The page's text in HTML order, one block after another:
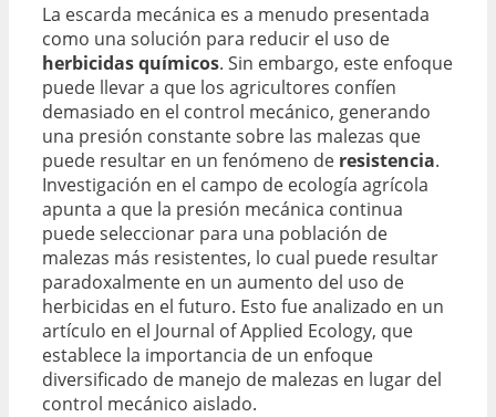
La escarda mecánica es a menudo presentada
como una solución para reducir el uso de
herbicidas químicos. Sin embargo, este enfoque
puede llevar a que los agricultores confíen
demasiado en el control mecánico, generando
una presión constante sobre las malezas que
puede resultar en un fenómeno de resistencia.
Investigación en el campo de ecología agrícola
apunta a que la presión mecánica continua
puede seleccionar para una población de
malezas más resistentes, lo cual puede resultar
paradoxalmente en un aumento del uso de
herbicidas en el futuro. Esto fue analizado en un
artículo en el Journal of Applied Ecology, que
establece la importancia de un enfoque
diversificado de manejo de malezas en lugar del
control mecánico aislado.